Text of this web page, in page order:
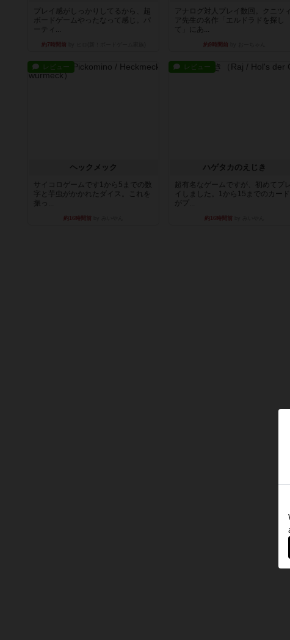
プレイ感がしっかりしてるから、超
ボードゲームやったなって感じ。パ
ーティ...
約7時間前
アナログ対人プレイ数回。クニツィ
ア先生の名作「エルドラドを探し
て」にあ...
約9時間前
レビュー
ヘックメック
サイコロゲームです1から5までの数
字と芋虫がかかれたダイス。これを
振っ...
約16時間前
レビュー
ハゲタカのえじき
超有名なゲームですが、初めてプレ
イしました。1から15までのカード
がプ...
約16時間前